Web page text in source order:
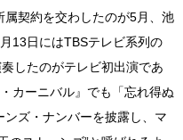
属契約を交わしたのが5月、池
13日にはTBSテレビ系列の
したのがテレビ初出演であ
カーニバル』でも「忘れ得ぬ
ズ・ナンバーを披露し、マ